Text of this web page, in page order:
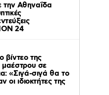
Αθηναΐδα
24
βίντεο της
μαέστρου σε
«Σιγά-σιγά θα το
οι ιδιοκτήτες της